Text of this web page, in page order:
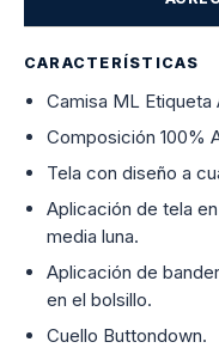
CARACTERÍSTICAS
Camisa ML
Composición 100%
Tela con diseño a
Aplicación de tela
media luna.
Aplicación de
en el bolsillo.
Cuello Buttondown.